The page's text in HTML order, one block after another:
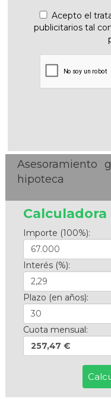
Acepto el
publicitarios tal
Asesoramiento
hipoteca
Importe (100%):
Interés (%):
Plazo (en años):
Cuota mensual:
257,47 €